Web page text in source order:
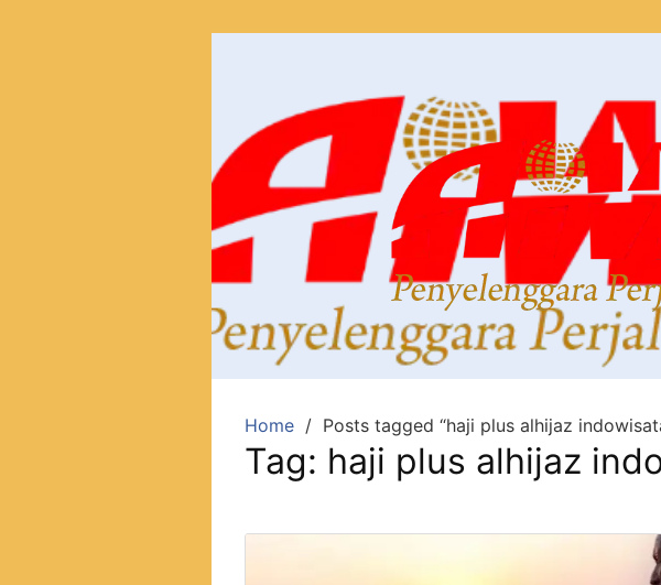
Home Posts tagged “haji plus alhijaz
Tag: haji plus alhijaz